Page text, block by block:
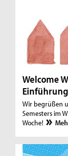
Welcome
Wir begrüßen
Semesters im
Woche!